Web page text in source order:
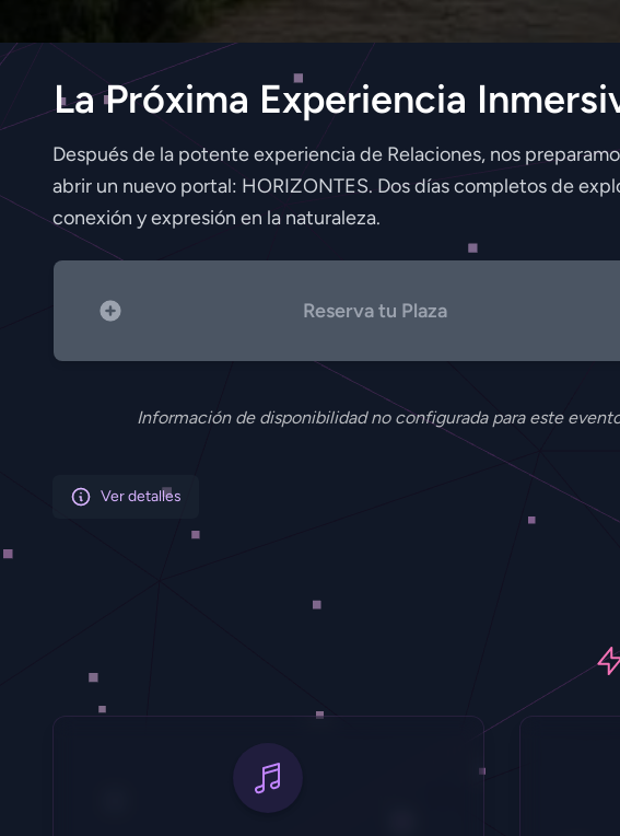
La Próxima Experiencia
Después de la potente experiencia de Relaciones, nos
abrir un nuevo portal: HORIZONTES. Dos días completos de
conexión y expresión en la naturaleza.
Reserva tu Plaza
Información de disponibilidad no configurada para este
Ver detalles